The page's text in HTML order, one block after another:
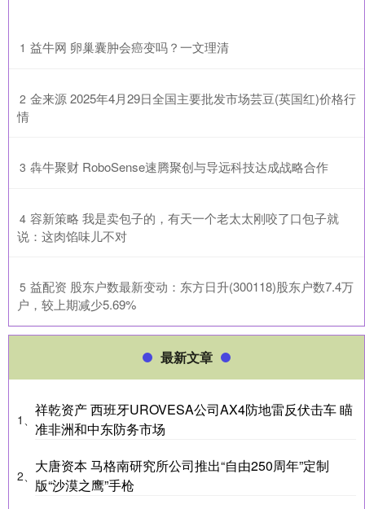
1 ​益牛网 卵巢囊肿会癌变吗？一文理清
2 ​金来源 2025年4月29日全国主要批发市场芸豆(英国红)价格行
情
3 ​犇牛聚财 RoboSense速腾聚创与导远科技达成战略合作
4 ​容新策略 我是卖包子的，有天一个老太太刚咬了口包子就
说：这肉馅味儿不对
5 ​益配资 股东户数最新变动：东方日升(300118)股东户数7.4万
户，较上期减少5.69%
最新文章
1、
祥乾资产 西班牙UROVESA公司AX4防地雷反伏击车 瞄
准非洲和中东防务市场
2、
大唐资本 马格南研究所公司推出“自由250周年”定制
版“沙漠之鹰”手枪